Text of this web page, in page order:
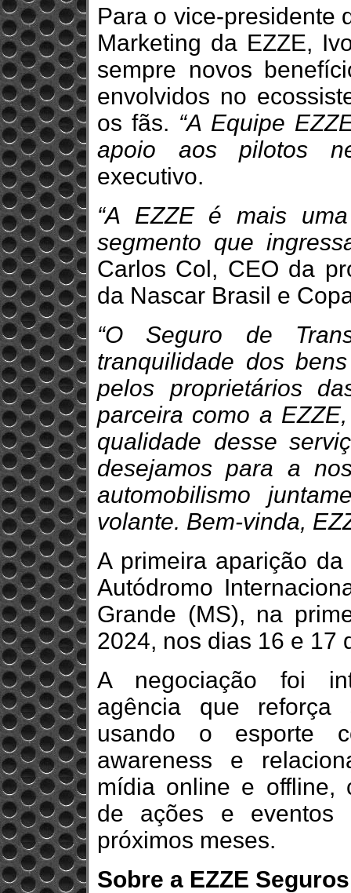
Para o vice-presidente
Marketing da EZZE,
sempre novos
envolvidos no
os fãs. “A Equipe
apoio aos pilotos
executivo.
“A EZZE é mais
segmento que
Carlos Col, CEO da
da Nascar Brasil e
“O Seguro de
tranquilidade dos
pelos proprietários
parceira como a
qualidade desse
desejamos para a
automobilismo
volante. Bem-vinda,
A primeira aparição
Autódromo
Grande (MS), na
2024, nos dias 16 e 17
A negociação foi
agência que reforça
usando o esporte
awareness e
mídia online e offline,
de ações e eventos
próximos meses.
Sobre a EZZE Seguros